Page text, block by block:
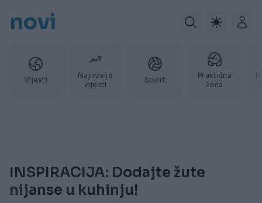
novi
Vijesti
Najnovije
vijesti
Sport
Praktična
žena
INSPIRACIJA: Dodajte žute
nijanse u kuhinju!